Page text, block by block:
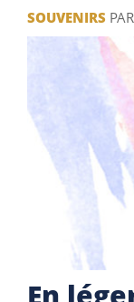
SOUVENIRS PAR